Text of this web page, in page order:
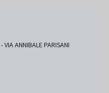
ANNIBALE PARISANI